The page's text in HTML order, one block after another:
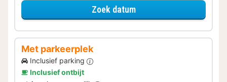
Zoek datumvoor Geniet van de
Met parkeerplek
Inclusief parking
Inclusief ontbijt